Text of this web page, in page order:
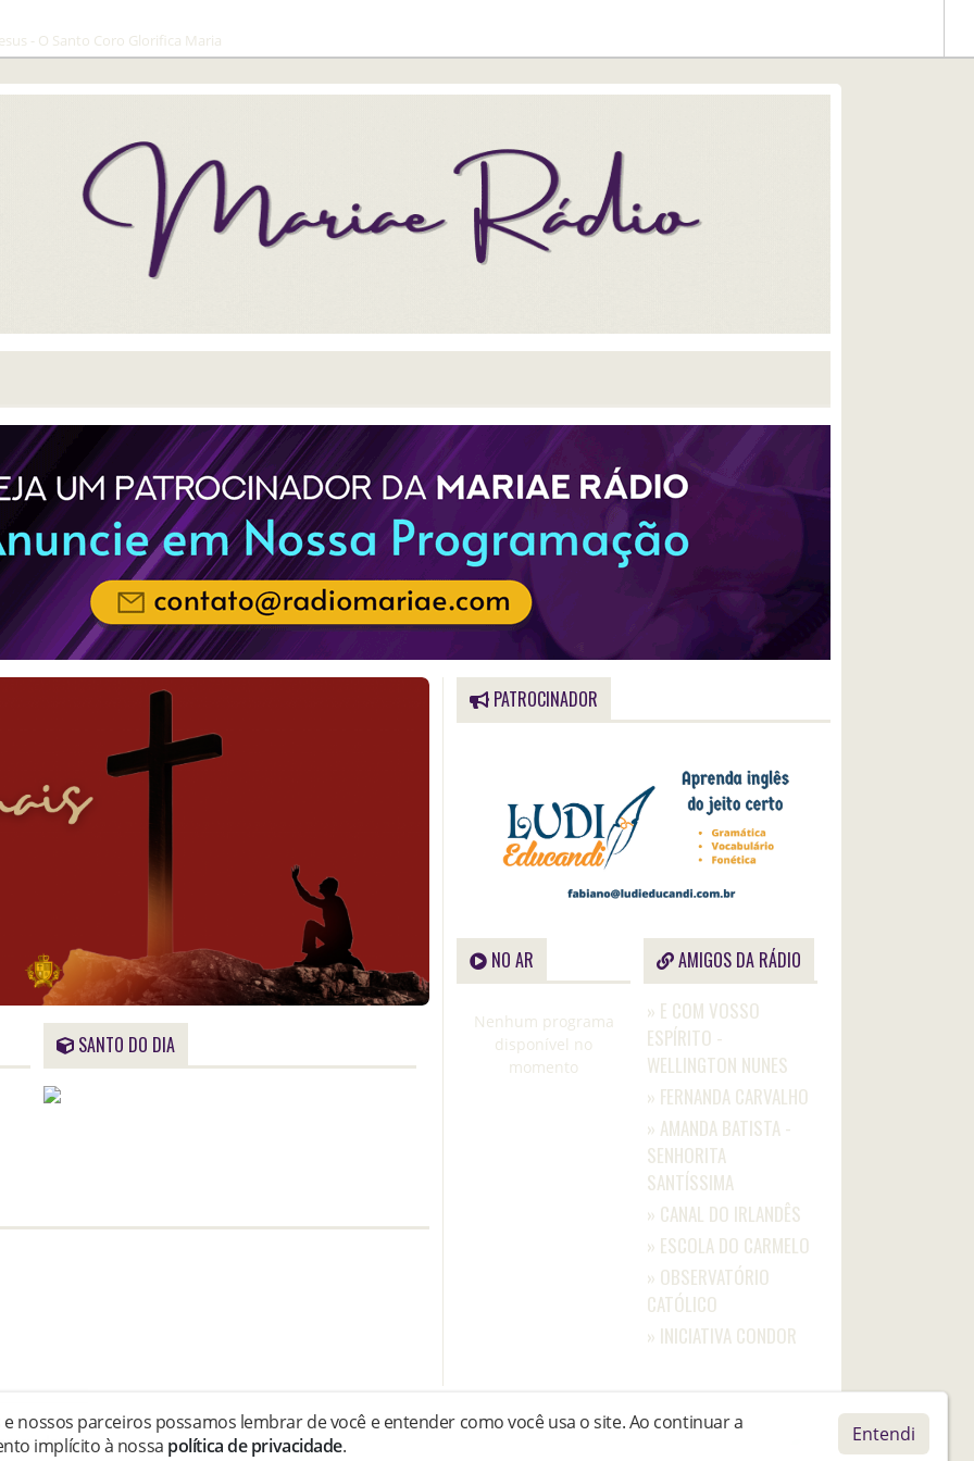
- O Santo Coro Glorifica Maria
Reto e
Seguro
Para
Chegar ao
Maria
como
realmente
adorar ao
Santíssimo
Sacramento
e a
importância
de tal
SANTO DO DIA
PATROCINADOR
NO AR
Nenhum programa
disponível no
momento
AMIGOS DA RÁDIO
» E COM VOSSO
ESPÍRITO -
WELLINGTON NUNES
» FERNANDA CARVALHO
» AMANDA BATISTA -
SENHORITA
SANTÍSSIMA
» CANAL DO IRLANDÊS
» ESCOLA DO CARMELO
» OBSERVATÓRIO
CATÓLICO
» INICIATIVA CONDOR
nossos parceiros possamos lembrar de você e entender como você usa o site. Ao continuar a
implícito à nossa política de privacidade. Entendi